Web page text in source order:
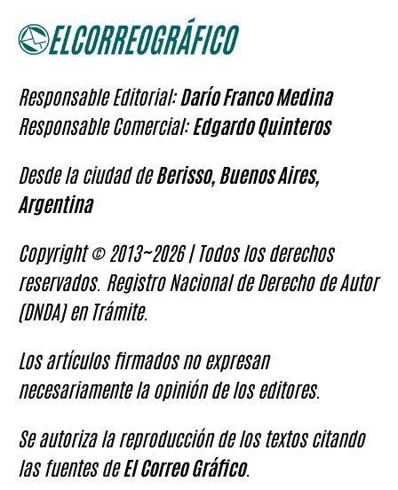
Responsable Editorial:Darío Franco Medina
Responsable Comercial:Edgardo Quinteros
Desde la ciudad deBerisso, Buenos Aires,
Argentina
Copyright © 2013~2026 | Todos los derechos
reservados. Registro Nacional de Derecho de Autor
(DNDA) en Trámite.
Los artículos firmados no expresan
necesariamente la opinión de los editores.
Se autoriza la reproducción de los textos citando
las fuentes deEl Correo Gráfico.